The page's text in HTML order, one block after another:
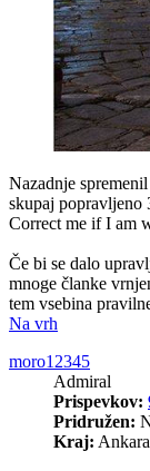
Nazadnje spremenil
skupaj popravljeno
Correct me if I am
Če bi se dalo
mnoge članke
tem vsebina
Na vrh
moro12345
Admiral
Prispevkov:
Pridružen:
Kraj: